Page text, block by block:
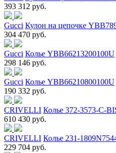
393 312 руб.
Gucci Кулон на цепочке
304 470 руб.
Gucci Колье YBB66213200100U
298 146 руб.
Gucci Колье YBB66210800100U
190 332 руб.
CRIVELLI Колье 372-3573-C-
610 430 руб.
CRIVELLI Колье 231-
229 704 руб.